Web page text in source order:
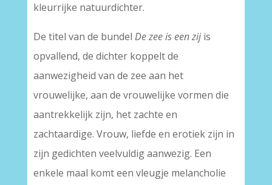
kleurrijke natuurdichter.
De titel van de bundel De zee is een zijis
opvallend, de dichter koppelt de
aanwezigheid van de zee aan het
vrouwelijke, aan de vrouwelijke vormen die
aantrekkelijk zijn, het zachte en
zachtaardige. Vrouw, liefde en erotiek zijn in
zijn gedichten veelvuldig aanwezig. Een
enkele maal komt een vleugje melancholie